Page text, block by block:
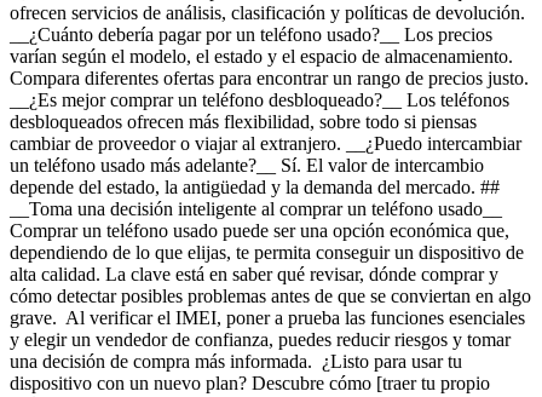
ofrecen servicios de análisis, clasificación y políticas de devolución.
__¿Cuánto debería pagar por un teléfono usado?__ Los precios
varían según el modelo, el estado y el espacio de almacenamiento. ​​​​​​​
Compara diferentes ofertas para encontrar un rango de precios justo.
__¿Es mejor comprar un teléfono desbloqueado?__ Los teléfonos
desbloqueados ofrecen más flexibilidad, sobre todo si piensas
cambiar de proveedor o viajar al extranjero. __¿Puedo intercambiar
un teléfono usado más adelante?__ Sí. El valor de intercambio
depende del estado, la antigüedad y la demanda del mercado. ##
__Toma una decisión inteligente al comprar un teléfono usado__
Comprar un teléfono usado puede ser una opción económica que,
dependiendo de lo que elijas, te permita conseguir un dispositivo de
alta calidad. La clave está en saber qué revisar, dónde comprar y
cómo detectar posibles problemas antes de que se conviertan en algo
grave. Al verificar el IMEI, poner a prueba las funciones esenciales
y elegir un vendedor de confianza, puedes reducir riesgos y tomar
una decisión de compra más informada. ¿Listo para usar tu
dispositivo con un nuevo plan? Descubre cómo [traer tu propio